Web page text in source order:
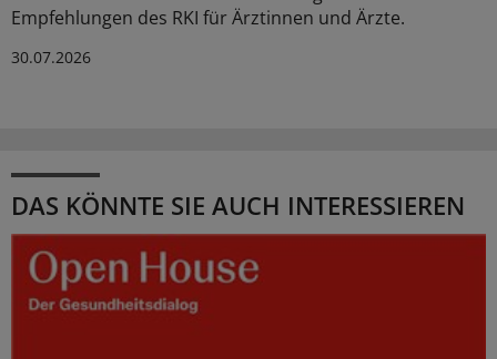
Empfehlungen des RKI für Ärztinnen und Ärzte.
30.07.2026
DAS KÖNNTE SIE AUCH INTERESSIEREN